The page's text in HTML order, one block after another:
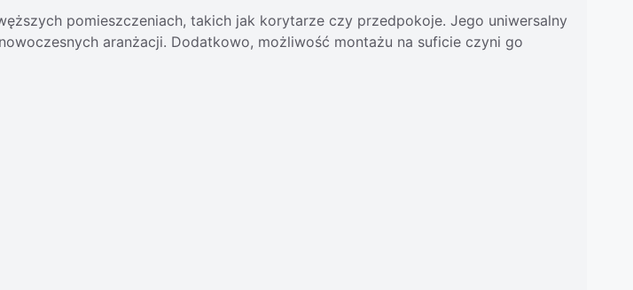
pomieszczeniach, takich jak korytarze czy przedpokoje. Jego uniwersalny
aranżacji. Dodatkowo, możliwość montażu na suficie czyni go